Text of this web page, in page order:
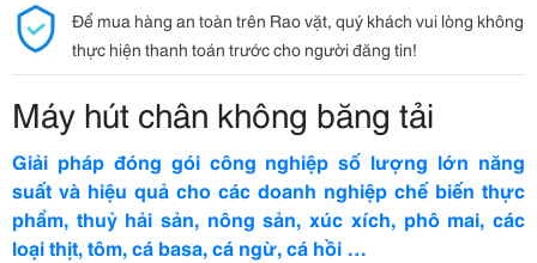
Để mua hàng an toàn trên Rao vặt, quý khách vui lòng không
thực hiện thanh toán trước cho người đăng tin!
Máy hút chân không băng tải
Giải pháp đóng gói công nghiệp số lượng lớn năng
suất và hiệu quả cho các doanh nghiệp chế biến thực
phẩm, thuỷ hải sản, nông sản, xúc xích, phô mai, các
loại thịt, tôm, cá basa, cá ngừ, cá hồi …